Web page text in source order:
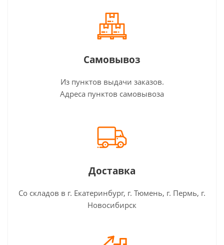
Самовывоз
Из пунктов выдачи заказов.
Адреса пунктов самовывоза
Доставка
Со складов в г. Екатеринбург, г. Тюмень, г. Пермь, г.
Новосибирск